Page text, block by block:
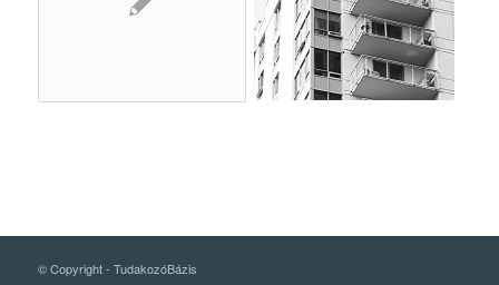
© Copyright - TudakozóBázis